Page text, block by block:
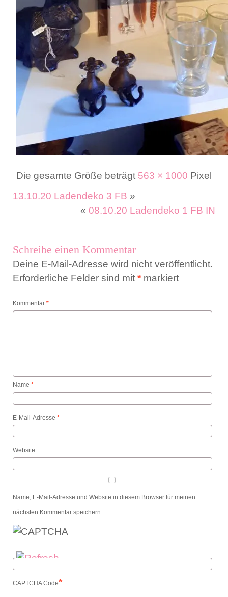
Die gesamte Größe beträgt 563 × 1000 Pixel
13.10.20 Ladendeko 3 FB »
« 08.10.20 Ladendeko 1 FB IN
Schreibe einen Kommentar
Deine E-Mail-Adresse wird nicht veröffentlicht.
Erforderliche Felder sind mit *markiert
Kommentar *
Name *
E-Mail-Adresse *
Website
Name, E-Mail-Adresse und Website in diesem Browser für meinen
nächsten Kommentar speichern.
CAPTCHA Code*